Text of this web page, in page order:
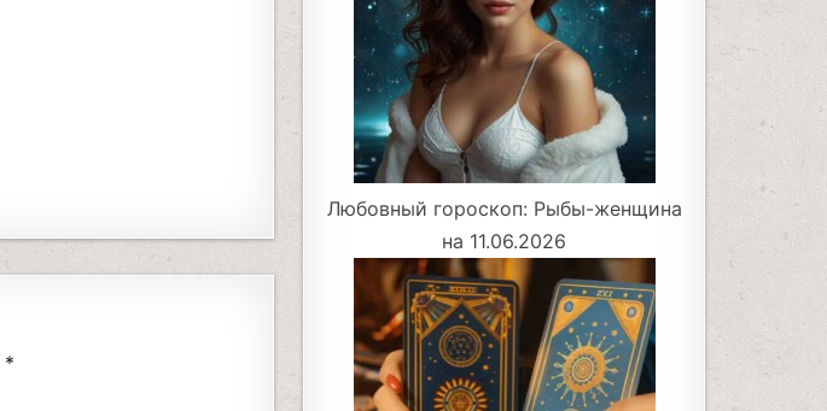
*
Любовный гороскоп: Рыбы-женщина
на 11.06.2026